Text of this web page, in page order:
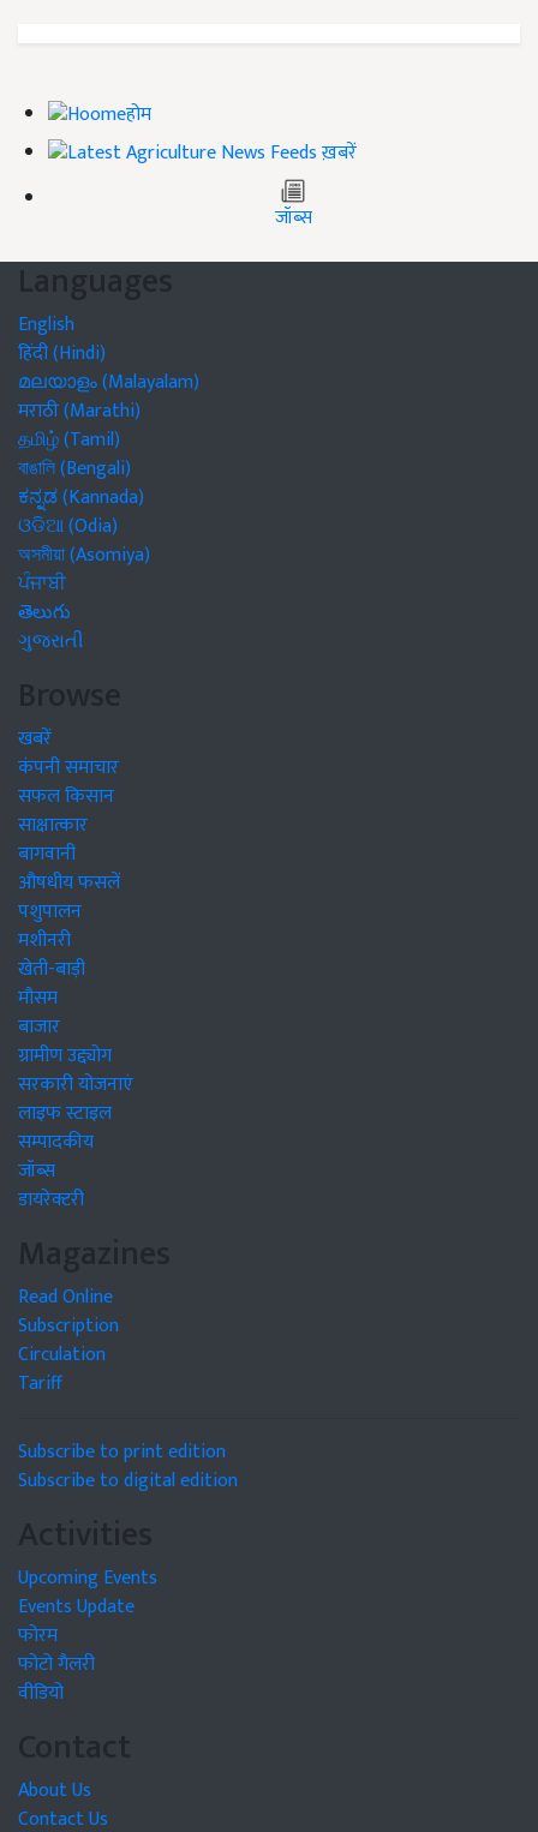
होम
ख़बरें
जॉब्स
Languages
English
हिंदी (Hindi)
മലയാളം (Malayalam)
मराठी (Marathi)
தமிழ் (Tamil)
বাঙালি (Bengali)
ಕನ್ನಡ (Kannada)
ଓଡିଆ (Odia)
অসমীয়া (Asomiya)
ਪੰਜਾਬੀ
తెలుగు
ગુજરાતી
Browse
खबरें
कंपनी समाचार
सफल किसान
साक्षात्कार
बागवानी
औषधीय फसलें
पशुपालन
मशीनरी
खेती-बाड़ी
मौसम
बाजार
ग्रामीण उद्द्योग
सरकारी योजनाएं
लाइफ स्टाइल
सम्पादकीय
जॉब्स
डायरेक्टरी
Magazines
Read Online
Subscription
Circulation
Tariff
Subscribe to print edition
Subscribe to digital edition
Activities
Upcoming Events
Events Update
फोरम
फोटो गैलरी
वीडियो
Contact
About Us
Contact Us